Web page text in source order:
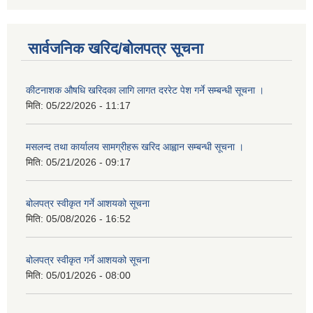
सार्वजनिक खरिद/बोलपत्र सूचना
कीटनाशक औषधि खरिदका लागि लागत दररेट पेश गर्ने सम्बन्धी सूचना ।
मिति: 05/22/2026 - 11:17
मसलन्द तथा कार्यालय सामग्रीहरू खरिद आह्वान सम्बन्धी सूचना ।
मिति: 05/21/2026 - 09:17
बोलपत्र स्वीकृत गर्ने आशयको सूचना
मिति: 05/08/2026 - 16:52
बोलपत्र स्वीकृत गर्ने आशयको सूचना
मिति: 05/01/2026 - 08:00